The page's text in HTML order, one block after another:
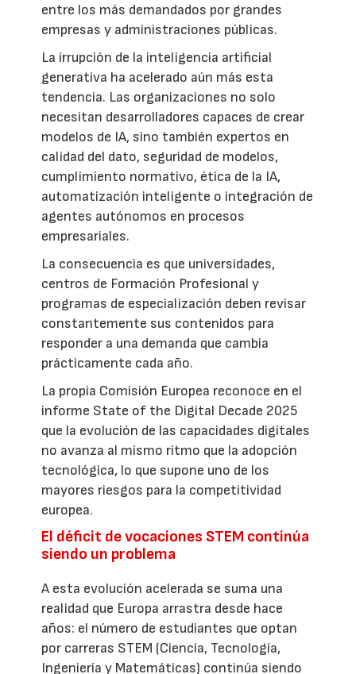
entre los más demandados por grandes
empresas y administraciones públicas.
La irrupción de la inteligencia artificial
generativa ha acelerado aún más esta
tendencia. Las organizaciones no solo
necesitan desarrolladores capaces de crear
modelos de IA, sino también expertos en
calidad del dato, seguridad de modelos,
cumplimiento normativo, ética de la IA,
automatización inteligente o integración de
agentes autónomos en procesos
empresariales.
La consecuencia es que universidades,
centros de Formación Profesional y
programas de especialización deben revisar
constantemente sus contenidos para
responder a una demanda que cambia
prácticamente cada año.
La propia Comisión Europea reconoce en el
informe State of the Digital Decade 2025
que la evolución de las capacidades digitales
no avanza al mismo ritmo que la adopción
tecnológica, lo que supone uno de los
mayores riesgos para la competitividad
europea.
El déficit de vocaciones STEM continúa
siendo un problema
A esta evolución acelerada se suma una
realidad que Europa arrastra desde hace
años: el número de estudiantes que optan
por carreras STEM (Ciencia, Tecnología,
Ingeniería y Matemáticas) continúa siendo